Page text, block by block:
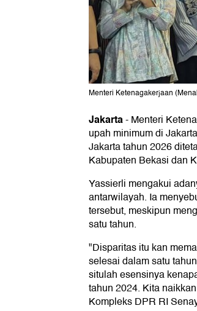
Menteri Ketenagakerjaan
Jakarta-Menteri
upah minimum di
Jakarta tahun 2026
Kabupaten Bekasi dan
Yassierli mengakui
antarwilayah. Ia
tersebut, meskipun
satu tahun.
"Disparitas itu kan
selesai dalam satu
situlah esensinya
tahun 2024. Kita
Kompleks DPR RI